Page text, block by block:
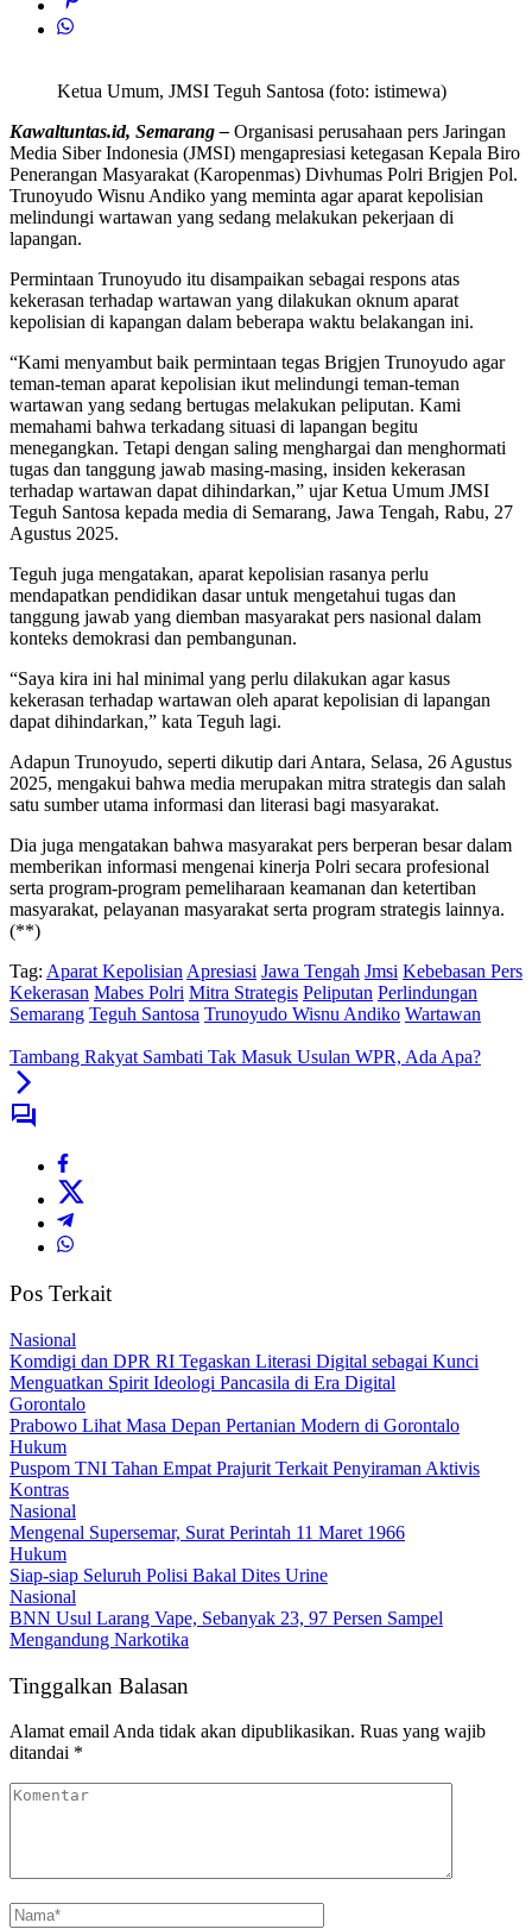
Ketua Umum, JMSI Teguh Santosa (foto: istimewa)
Kawaltuntas.id, Semarang – Organisasi perusahaan pers Jaringan
Media Siber Indonesia (JMSI) mengapresiasi ketegasan Kepala Biro
Penerangan Masyarakat (Karopenmas) Divhumas Polri Brigjen Pol.
Trunoyudo Wisnu Andiko yang meminta agar aparat kepolisian
melindungi wartawan yang sedang melakukan pekerjaan di
lapangan.
Permintaan Trunoyudo itu disampaikan sebagai respons atas
kekerasan terhadap wartawan yang dilakukan oknum aparat
kepolisian di kapangan dalam beberapa waktu belakangan ini.
“Kami menyambut baik permintaan tegas Brigjen Trunoyudo agar
teman-teman aparat kepolisian ikut melindungi teman-teman
wartawan yang sedang bertugas melakukan peliputan. Kami
memahami bahwa terkadang situasi di lapangan begitu
menegangkan. Tetapi dengan saling menghargai dan menghormati
tugas dan tanggung jawab masing-masing, insiden kekerasan
terhadap wartawan dapat dihindarkan,” ujar Ketua Umum JMSI
Teguh Santosa kepada media di Semarang, Jawa Tengah, Rabu, 27
Agustus 2025.
Teguh juga mengatakan, aparat kepolisian rasanya perlu
mendapatkan pendidikan dasar untuk mengetahui tugas dan
tanggung jawab yang diemban masyarakat pers nasional dalam
konteks demokrasi dan pembangunan.
“Saya kira ini hal minimal yang perlu dilakukan agar kasus
kekerasan terhadap wartawan oleh aparat kepolisian di lapangan
dapat dihindarkan,” kata Teguh lagi.
Adapun Trunoyudo, seperti dikutip dari Antara, Selasa, 26 Agustus
2025, mengakui bahwa media merupakan mitra strategis dan salah
satu sumber utama informasi dan literasi bagi masyarakat.
Dia juga mengatakan bahwa masyarakat pers berperan besar dalam
memberikan informasi mengenai kinerja Polri secara profesional
serta program-program pemeliharaan keamanan dan ketertiban
masyarakat, pelayanan masyarakat serta program strategis lainnya.
(**)
Tag: Aparat Kepolisian Apresiasi Jawa Tengah Jmsi Kebebasan Pers
Kekerasan Mabes Polri Mitra Strategis Peliputan Perlindungan
Semarang Teguh Santosa Trunoyudo Wisnu Andiko Wartawan
Tambang Rakyat Sambati Tak Masuk Usulan WPR, Ada Apa?
Pos Terkait
Nasional
Komdigi dan DPR RI Tegaskan Literasi Digital sebagai Kunci
Menguatkan Spirit Ideologi Pancasila di Era Digital
Gorontalo
Prabowo Lihat Masa Depan Pertanian Modern di Gorontalo
Hukum
Puspom TNI Tahan Empat Prajurit Terkait Penyiraman Aktivis
Kontras
Nasional
Mengenal Supersemar, Surat Perintah 11 Maret 1966
Hukum
Siap-siap Seluruh Polisi Bakal Dites Urine
Nasional
BNN Usul Larang Vape, Sebanyak 23, 97 Persen Sampel
Mengandung Narkotika
Tinggalkan Balasan
Alamat email Anda tidak akan dipublikasikan. Ruas yang wajib
ditandai *